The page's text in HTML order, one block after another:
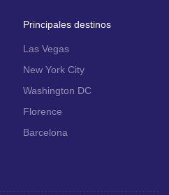
Principales destinos
Las Vegas
New York City
Washington DC
Florence
Barcelona